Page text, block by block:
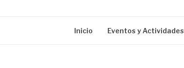
Inicio Eventos y Actividades